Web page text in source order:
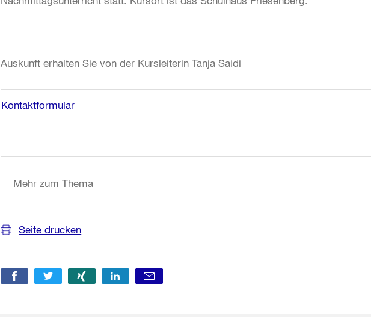
Auskunft erhalten Sie von der Kursleiterin Tanja Saidi
Kontaktformular
Mehr zum Thema
Seite drucken